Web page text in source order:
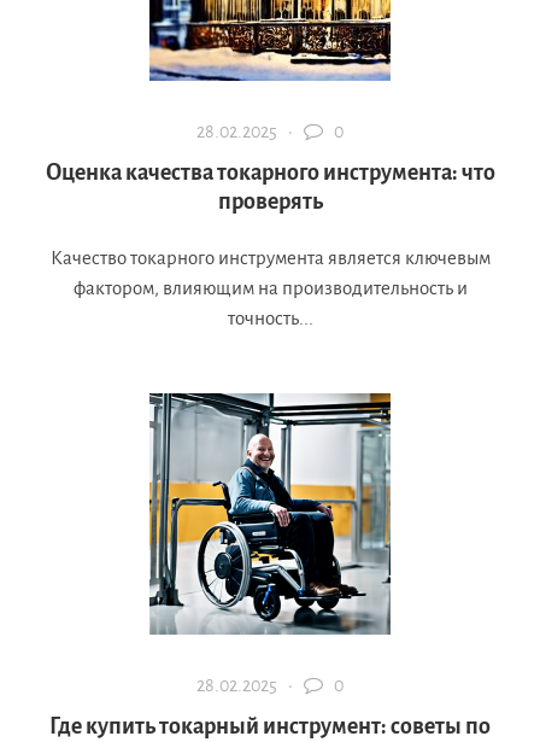
28.02.2025 · 0
Оценка качества токарного инструмента: что
проверять
Качество токарного инструмента является ключевым
фактором, влияющим на производительность и
точность...
28.02.2025 · 0
Где купить токарный инструмент: советы по